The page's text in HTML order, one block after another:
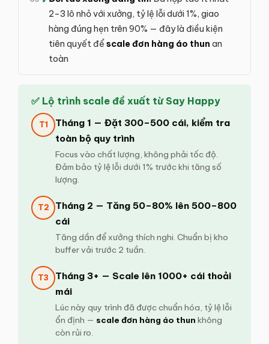
2–3 lô nhỏ với xưởng, tỷ lệ lỗi dưới 1%, giao
hàng đúng hẹn trên 90% — đây là điều kiện
tiên quyết để scale đơn hàng áo thun an
toàn
✅ Lộ trình scale đề xuất từ Say Happy
T1
Tháng 1 — Đặt 300–500 cái, kiểm tra
toàn bộ quy trình
Focus vào chất lượng, không phải tốc độ.
Đảm bảo tỷ lệ lỗi dưới 1% trước khi tăng số
lượng.
T2
Tháng 2 — Tăng 50–80% lên 500–800
cái
Tăng dần để xưởng thích nghi. Chuẩn bị kho
buffer vải trước 2 tuần.
T3
Tháng 3+ — Scale lên 1000+ cái thoải
mái
Lúc này quy trình đã được chuẩn hóa, tỷ lệ lỗi
ổn định — scale đơn hàng áo thun không
còn rủi ro.